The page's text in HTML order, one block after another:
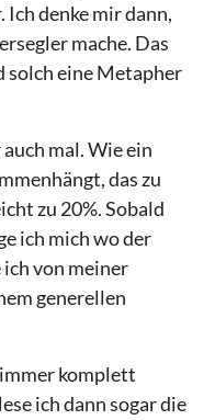
Ich denke mir dann,
mache. Das
solch eine Metapher
mal. Wie ein
das zu
zu 20%. Sobald
ich mich wo der
von meiner
generellen
komplett
ich dann sogar die